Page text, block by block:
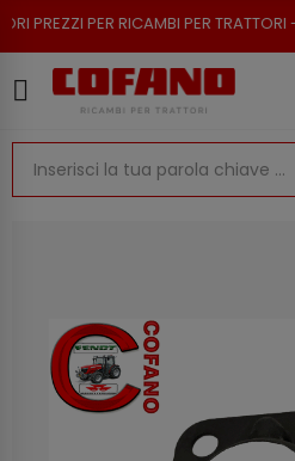
PER RICAMBI PER TRATTORI -